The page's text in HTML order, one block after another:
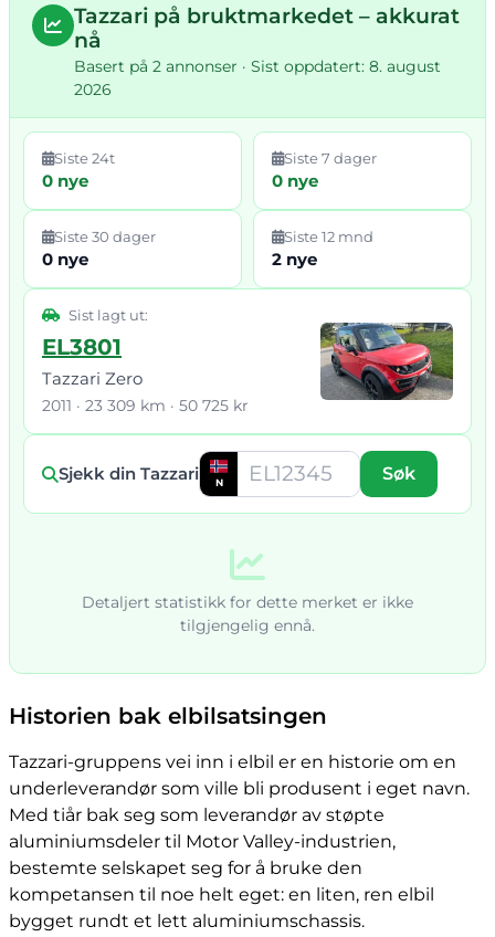
Tazzari på bruktmarkedet – akkurat
nå
Basert på 2 annonser · Sist oppdatert: 8. august
2026
Siste 24t
0 nye
Siste 7 dager
0 nye
Siste 30 dager
0 nye
Siste 12 mnd
2 nye
Sist lagt ut:
EL3801
Tazzari Zero
2011 · 23 309 km · 50 725 kr
Sjekk din Tazzari N Søk
Detaljert statistikk for dette merket er ikke
tilgjengelig ennå.
Historien bak elbilsatsingen
Tazzari-gruppens vei inn i elbil er en historie om en
underleverandør som ville bli produsent i eget navn.
Med tiår bak seg som leverandør av støpte
aluminiumsdeler til Motor Valley-industrien,
bestemte selskapet seg for å bruke den
kompetansen til noe helt eget: en liten, ren elbil
bygget rundt et lett aluminiumschassis.